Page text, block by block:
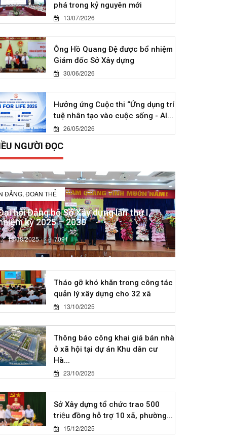
phá trong kỷ nguyên mới
13/07/2026
Ông Hồ Quang Đệ được bổ nhiệm
Giám đốc Sở Xây dựng
30/06/2026
Hưởng ứng Cuộc thi “Ứng dụng trí
tuệ nhân tạo vào cuộc sống - AI...
26/05/2026
NGƯỜI ĐỌC
ĐẢNG, ĐOÀN THỂ
hội Đảng bộ Sở Xây dựng lần thứ I,
kỳ 2025 – 2030
19/08/2025 7091
Tháo gỡ khó khăn trong công tác
quản lý xây dựng cho 32 xã
13/10/2025
Thông báo công khai giá bán nhà
ở xã hội tại dự án Khu dân cư
Hà...
23/10/2025
Sở Xây dựng tổ chức trao 500
triệu đồng hỗ trợ 10 xã, phường...
15/12/2025